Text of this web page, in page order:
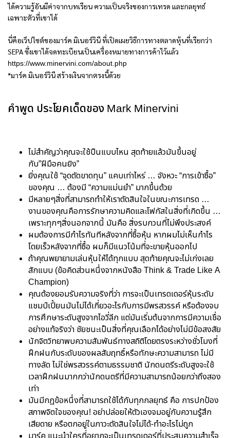
ได้ความรู้อันมีค่าจากบทเรียน ความเป็นจริงของการเทรด และกลยุทธ์
เฉพาะตัวที่เขาได้
นี่คือเว็ปไซต์ของมาร์ค มิเนอร์วินี ที่เปิดเผยวิธีการทางตลาดหุ้นที่เรียกว่า
SEPA ซึ่งเขาได้จดทะเบียนเป็นเครื่องหมายทางการค้าไว้แล้ว
https://www.minervini.com/about.php
*มาร์ค มิเนอร์วินี สร้างเงินจากตรงนี้ด้วย
คำพูด ประโยคเด็ดของ Mark Minervini
ไม่สำคัญว่าคุณจะใช้ปืนแบบไหน สุดท้ายแล้วมันขึ้นอยู่
กับ”ฝีมือคนยิง”
ยิ่งคุณใช้ “จุดตัดขาดทุน” แคบเท่าไหร่ … จังหวะ “การเข้าซื้อ”
ของคุณ … ต้องมี “ความแม่นยำ” มากขึ้นด้วย
มีหลายๆสิ่งที่สามารถทำให้เราตัดสินใจในขณะการเทรด …
งานของคุณคือการรักษาความคิดและโฟกัสในสิ่งที่เกิดขึ้น …
เพราะทุกๆสิ่งนอกจากนี้ มันคือ สิ่งรบกวนที่ไม่พึงประสงค์
ผมต้องการมีกำไรทันทีหลังจากที่ซื้อหุ้น หากผมไม่เห็นกำไร
โดยเร็วหลังจากที่ซื้อ ผมก็มีแนวโน้มที่จะขายหุ้นออกไป
ถ้าคุณพยายามเล่นหุ้นให้ได้ทุกแบบ สุดท้ายคุณจะไม่เก่งเลย
สักแบบ (ข้อคิดส่วนหนึ่งจากหนังสือ Think & Trade Like A
Champion)
คุณต้องยอมรับความจริงที่ว่า การจะเป็นเทรดเดอร์หุ้นระดับ
แชมป์เปี้ยนมันไม่ได้เกี่ยวอะไรกับการมีพรสวรรค์ หรือต้องจบ
การศึกษาระดับสูงจากไอวี่ลีก แต่มันเริ่มต้นจากการมีความเชื่อ
อย่างแท้จริงว่า ชัยชนะเป็นสิ่งที่คุณเลือกได้อย่างไม่มีข้อสงสัย
นักจิตวิทยาพบความสัมพันธ์ทางสถิติโดยตรงระหว่างชั่วโมงที่
ฝึกฝนกับระดับของผลสัมฤทธิ์หรือทักษะความสามารถ ไม่มี
ทางลัด ไม่ใช่พรสวรรค์ตามธรรมชาติ นักดนตรีระดับสูงจะใช้
เวลาฝึกฝนมากกว่านักดนตรีที่มีความสามารถน้อยกว่าถึงสอง
เท่า
มันมีกฏข้อหนึ่งที่สามารถใช้ได้กับทุกกลยุทธ์ คือ การปกป้อง
สภาพจิตใจของคุณ! อย่าปล่อยให้ตัวเองจมอยู่กับความรู้สึก
เสียดาย หรือตกอยู่ในภาวะตัดสินใจไม่ได้-ทำอะไรไม่ถูก